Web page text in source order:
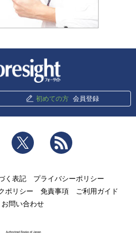
初めての方 会員登録
Facebook Twitter
く表記
プライバシーポリシー
ポリシー 免責事項
ご利用ガイド
お問い合わせ